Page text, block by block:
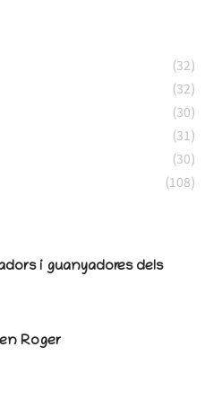
(32)
(32)
(30)
(31)
(30)
(108)
i guanyadores dels
Roger